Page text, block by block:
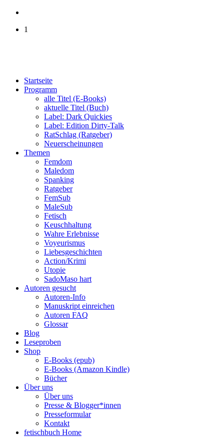
1
Startseite
Programm
alle Titel (E-Books)
aktuelle Titel (Buch)
Label: Dark Quickies
Label: Edition Dirty-Talk
RatSchlag (Ratgeber)
Neuerscheinungen
Themen
Femdom
Maledom
Spanking
Ratgeber
FemSub
MaleSub
Fetisch
Keuschhaltung
Wahre Erlebnisse
Voyeurismus
Liebesgeschichten
Action/Krimi
Utopie
SadoMaso hart
Autoren gesucht
Autoren-Info
Manuskript einreichen
Autoren FAQ
Glossar
Blog
Leseproben
Shop
E-Books (epub)
E-Books (Amazon Kindle)
Bücher
Über uns
Über uns
Presse & Blogger*innen
Presseformular
Kontakt
fetischbuch Home